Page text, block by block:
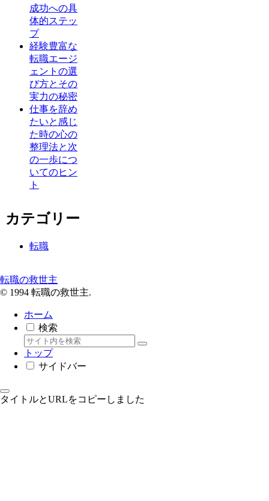
成功への具
体的ステッ
プ
経験豊富な
転職エージ
ェントの選
び方とその
実力の秘密
仕事を辞め
たいと感じ
た時の心の
整理法と次
の一歩につ
いてのヒン
ト
カテゴリー
転職
転職の救世主
© 1994 転職の救世主.
ホーム
検索
トップ
サイドバー
タイトルとURLをコピーしました